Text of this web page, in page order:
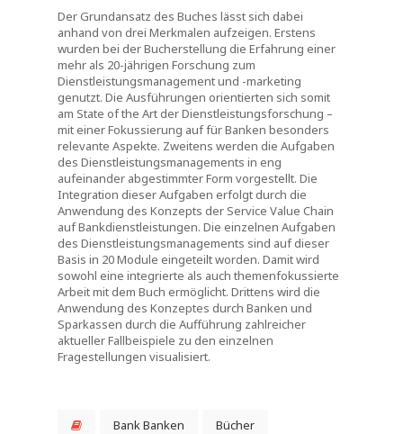
Der Grundansatz des Buches lässt sich dabei
anhand von drei Merkmalen aufzeigen. Erstens
wurden bei der Bucherstellung die Erfahrung einer
mehr als 20-jährigen Forschung zum
Dienstleistungsmanagement und -marketing
genutzt. Die Ausführungen orientierten sich somit
am State of the Art der Dienstleistungsforschung –
mit einer Fokussierung auf für Banken besonders
relevante Aspekte. Zweitens werden die Aufgaben
des Dienstleistungsmanagements in eng
aufeinander abgestimmter Form vorgestellt. Die
Integration dieser Aufgaben erfolgt durch die
Anwendung des Konzepts der Service Value Chain
auf Bankdienstleistungen. Die einzelnen Aufgaben
des Dienstleistungsmanagements sind auf dieser
Basis in 20 Module eingeteilt worden. Damit wird
sowohl eine integrierte als auch themenfokussierte
Arbeit mit dem Buch ermöglicht. Drittens wird die
Anwendung des Konzeptes durch Banken und
Sparkassen durch die Aufführung zahlreicher
aktueller Fallbeispiele zu den einzelnen
Fragestellungen visualisiert.
Bank Banken Bücher